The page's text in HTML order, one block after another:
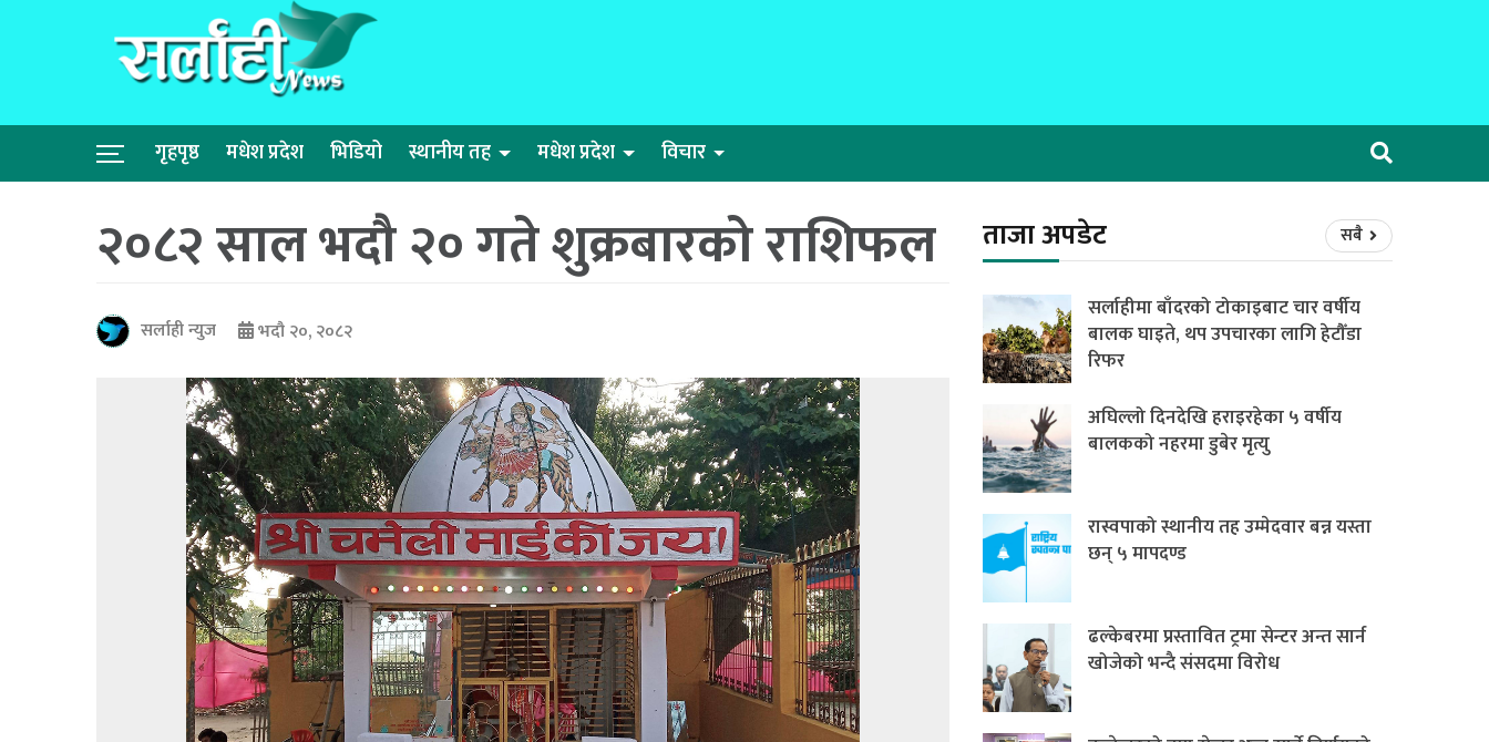
गृहपृष्ठ मधेश प्रदेश भिडियो स्थानीय तह मधेश प्रदेश विचार
२०८२ साल भदौ २० गते शुक्रबारको राशिफल
सर्लाही न्युज भदौ २०, २०८२
ताजा अपडेट सबै
सर्लाहीमा बाँदरको टोकाइबाट चार वर्षीय
बालक घाइते, थप उपचारका लागि हेटौँडा
रिफर
अघिल्लो दिनदेखि हराइरहेका ५ वर्षीय
बालकको नहरमा डुबेर मृत्यु
रास्वपाको स्थानीय तह उम्मेदवार बन्न यस्ता
छन् ५ मापदण्ड
ढल्केबरमा प्रस्तावित ट्रमा सेन्टर अन्त सार्न
खोजेको भन्दै संसदमा विरोध